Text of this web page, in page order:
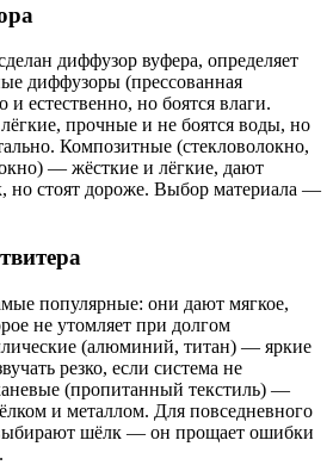
диффузор вуфера, определяет
диффузоры (прессованная
и естественно, но боятся влаги.
прочные и не боятся воды, но
Композитные (стекловолокно,
— жёсткие и лёгкие, дают
но стоят дороже. Выбор материала —
популярные: они дают мягкое,
не утомляет при долгом
(алюминий, титан) — яркие
резко, если система не
(пропитанный текстиль) —
и металлом. Для повседневного
шёлк — он прощает ошибки